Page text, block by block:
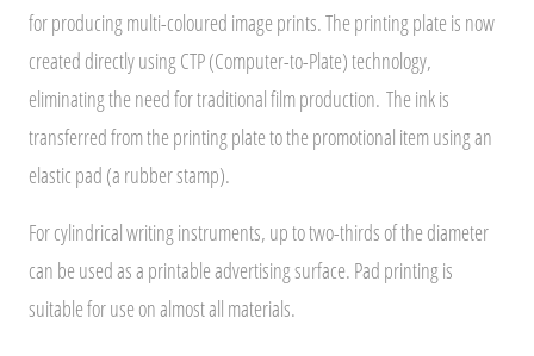
for producing multi-coloured image prints. The printing plate is now
created directly using CTP (Computer-to-Plate) technology,
eliminating the need for traditional film production. The ink is
transferred from the printing plate to the promotional item using an
elastic pad (a rubber stamp).
For cylindrical writing instruments, up to two-thirds of the diameter
can be used as a printable advertising surface. Pad printing is
suitable for use on almost all materials.